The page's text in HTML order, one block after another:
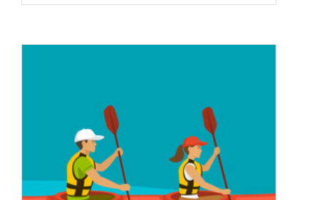
zarówno wśród dzieci, jak i osób dorosłych.